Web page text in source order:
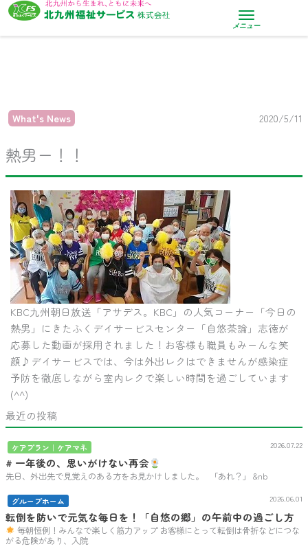
内
を
メニュー
What's News 2020/5/11
熱男ー！！
KBC九州朝日放送「アサデス。KBC」の人気コーナー「今日の
熱男」にきたふくデイサービスセンター「自悠茶論」志徳が
応募した動画が採用されました！お客様も職員もみーんな笑
顔♪デイサービスでは、今は外出レクはできませんが感染症
予防を徹底しながら室内レクで楽しい時間を過ごしています
(^^)
最近の投稿
ケアプラン｜ケアマネ 2026.07.22
# 一年後の、思いがけない再会
先日、外出先で見覚えのある方をお見かけしました。 「あれ？」 &nb
グループホーム 2026.06.01
転倒を防いで元気な毎日を！「自悠の郷」の午前中の過ごし方
毎朝恒例！みんなで楽しく筋力アップ お客様にとって転倒は骨折などにつな
がる危険があり、入院